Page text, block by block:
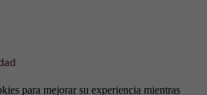
para mejorar su experiencia mientras